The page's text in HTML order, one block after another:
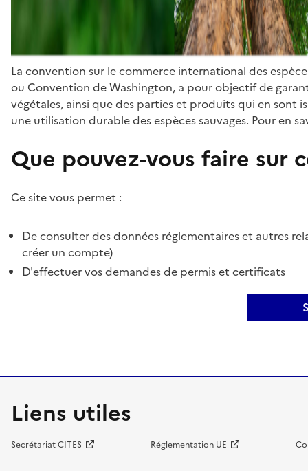
La convention sur le commerce international des
ou Convention de Washington, a pour objectif de
végétales, ainsi que des parties et produits qui en sont
une utilisation durable des espèces sauvages. Pour en
Que pouvez-vous faire sur
Ce site vous permet :
De consulter des données réglementaires et autres
créer un compte)
D'effectuer vos demandes de permis et certificats
Liens utiles
Secrétariat CITES Réglementation UE